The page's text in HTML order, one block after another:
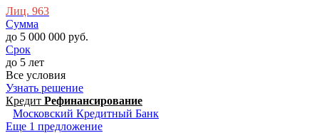
Лиц. 963
Сумма
до 5 000 000 руб.
Срок
до 5 лет
Все условия
Узнать решение
Кредит Рефинансирова­ние
Московский Кредитный Банк
Еще 1 предложение